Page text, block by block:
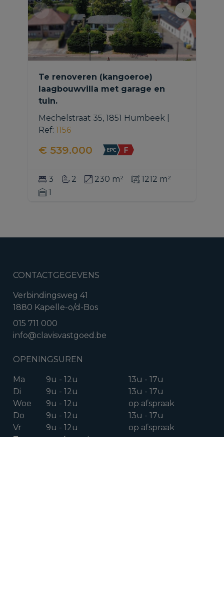
Te renoveren (kangoeroe)
laagbouwvilla met garage en
tuin.
Mechelstraat 35, 1851 Humbeek
Ref: 1156
€ 539.000
3 2 230 m²
1212 m²
1
CONTACTGEGEVENS
Verbindingsweg 41
1880 Kapelle-o/d-Bos
015 711 000
info@clavisvastgoed.be
OPENINGSUREN
Ma 9u - 12u
13u - 17u
Di
9u - 12u
13u - 17u
Woe
9u - 12u
op afspraak
Do
9u - 12u
13u - 17u
Vr
9u - 12u
op afspraak
Za
op afspraak